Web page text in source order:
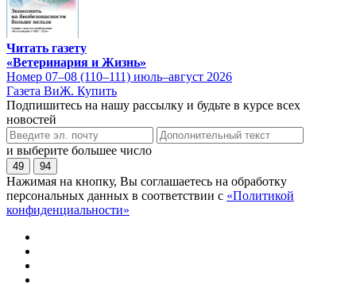
Читать газету
«Ветеринария и Жизнь»
Номер 07–08 (110–111) июль–август 2026
Газета ВиЖ. Купить
Подпишитесь на нашу рассылку и будьте в курсе всех
новостей
и выберите большее число
49 94
Нажимая на кнопку, Вы соглашаетесь на обработку
персональных данных в соответствии с «Политикой
конфиденциальности»